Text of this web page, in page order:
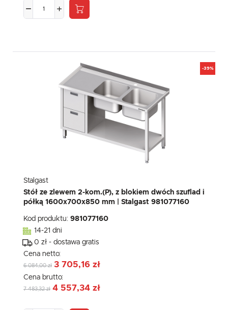
-39%
Stalgast
Stół ze zlewem 2-kom.(P), z blokiem dwóch szuflad i
półką 1600x700x850 mm | Stalgast 981077160
Kod produktu: 981077160
14-21 dni
0 zł - dostawa gratis
Cena netto:
6 084,00 zł 3 705,16 zł
Cena brutto:
7 483,32 zł 4 557,34 zł